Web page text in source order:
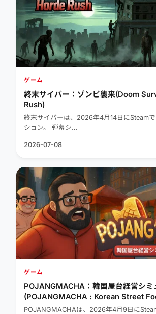
ゲーム
終末サイバー：ゾンビ襲来(Doom
Rush)
終末サイバーは、2026年4月14日にSteam
ション。 弾幕シ…
2026-07-08
ゲーム
POJANGMACHA：韓国屋台経営シミ
(POJANGMACHA : Korean Street
Management Simulator)
POJANGMACHAは、2026年4月9日に